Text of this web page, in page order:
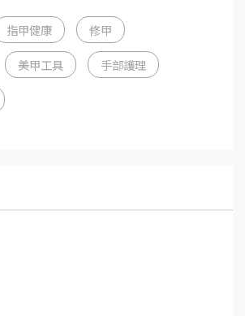
指甲健康 修甲
美甲工具 手部護理